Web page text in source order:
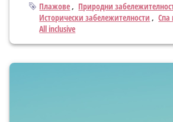
Тагове
Плажове Природни
Исторически забележителности
Спа
All inclusive